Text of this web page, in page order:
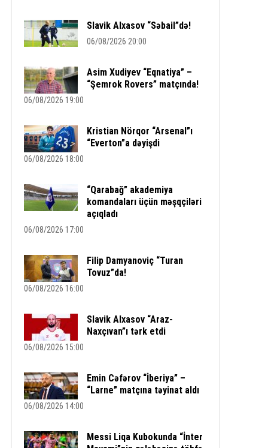
Slavik Alxasov “Səbail”də!
06/08/2026 20:00
Asim Xudiyev “Eqnatiya” –
“Şemrok Rovers” matçında!
06/08/2026 19:00
Kristian Nörqor “Arsenal”ı
“Everton”a dəyişdi
06/08/2026 18:00
“Qarabağ” akademiya
komandaları üçün məşqçiləri
açıqladı
06/08/2026 17:00
Filip Damyanoviç “Turan
Tovuz”da!
06/08/2026 16:00
Slavik Alxasov “Araz-
Naxçıvan”ı tərk etdi
06/08/2026 15:00
Emin Cəfərov “İberiya” –
“Larne” matçına təyinat aldı
06/08/2026 14:00
Messi Liqa Kubokunda “İnter